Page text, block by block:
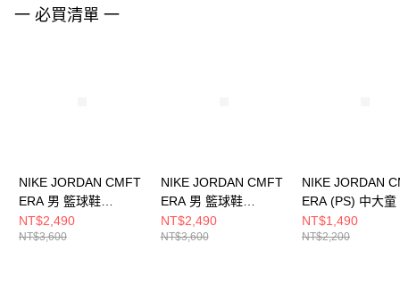
３．未成年的使用者請事先徵得法定代理人或監護人之同意方可使用
「AFTEE先享後付」，若未經同意申辦者引起之損失，本公司不負相關責
一 必買清單 一
NIKE JORDAN CMFT
ERA 男 籃球鞋
HJ6777400
NT$2,490
NT$3,600
NIKE JORDAN CMFT
ERA 男 籃球鞋
HJ6777200
NT$2,490
NT$3,600
NIKE JORDAN
ERA (PS) 中大童
鞋 HQ0507101
NT$1,490
NT$2,200